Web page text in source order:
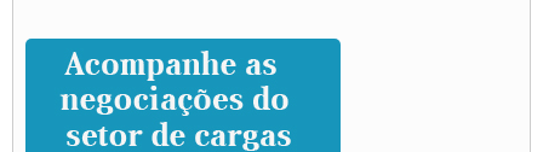
Caminhoneiros prometem paralisação e cobram diálogo com Lula
CNTTL e lideranças de caminhoneiros participam de debate sobre saúde nas
rodovias
Paulinho e Litti debatem política global para transporte rodoviário de cargas na
SUTCRA no Uruguai